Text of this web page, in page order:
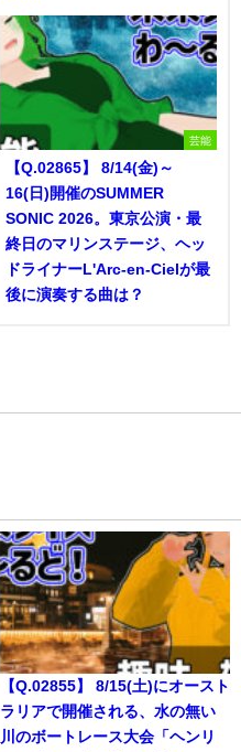
芸能
【Q.02865】 8/14(金)～
16(日)開催のSUMMER
SONIC 2026。東京公演・最
終日のマリンステージ、ヘッ
ドライナーL'Arc-en-Cielが最
後に演奏する曲は？
【Q.02855】 8/15(土)にオースト
ラリアで開催される、水の無い
川のボートレース大会「ヘンリ